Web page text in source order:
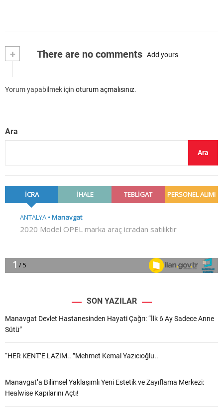
+ There are no comments Add yours
Yorum yapabilmek için oturum açmalısınız.
Ara
Ara
SON YAZILAR
Manavgat Devlet Hastanesinden Hayati Çağrı: “İlk 6 Ay Sadece Anne
Sütü”
“HER KENT’E LAZIM.. ”Mehmet Kemal Yazıcıoğlu..
Manavgat’a Bilimsel Yaklaşımlı Yeni Estetik ve Zayıflama Merkezi:
Healwise Kapılarını Açtı!